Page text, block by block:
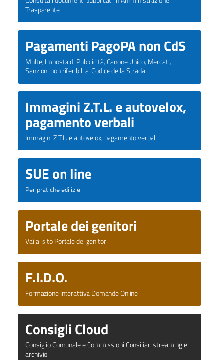
Trasparente
Pagamenti PagoPA non CdS
Multe, Imposta di Pubblicità, Canone Unico, Mercati,
Sanzioni non riferibili al Codice della Strada
Immagini Z.T.L. e autovelox,
pagamento verbali
Immagini Z.T.L. e autovelox, pagamento verbali
SUE on line
Per pratiche edilizie
Portale dei genitori
Vai al sito Portale dei genitori
F.I.D.O.
Formazione Interattiva Domande Online
Consigli Cloud
Consiglio Comunale e Commissioni Consiliari streaming e
archivio